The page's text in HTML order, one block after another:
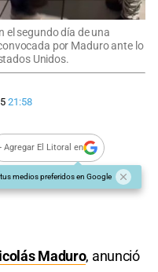
el segundo día de una
por Maduro ante lo
Unidos.
21:58
Agregar El Litoral en
medios preferidos en Google
Maduro, anunció